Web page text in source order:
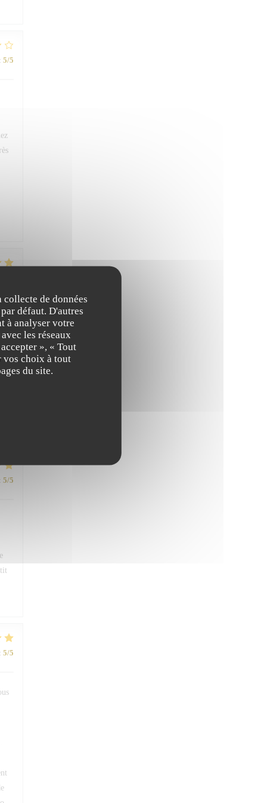
de données
défaut. D'autres
à analyser votre
les réseaux
», « Tout
vos choix à tout
du site.
: 5/5
5/5
: 5/5